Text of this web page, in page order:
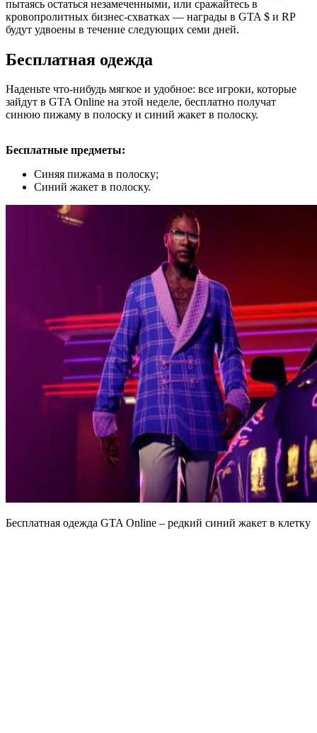
пытаясь остаться незамеченными, или сражайтесь в
кровопролитных бизнес-схватках — награды в GTA $ и RP
будут удвоены в течение следующих семи дней.
Бесплатная одежда
Наденьте что-нибудь мягкое и удобное: все игроки, которые
зайдут в GTA Online на этой неделе, бесплатно получат
синюю пижаму в полоску и синий жакет в полоску.
Бесплатные предметы:
Синяя пижама в полоску;
Синий жакет в полоску.
Бесплатная одежда GTA Online – редкий синий жакет в клетку